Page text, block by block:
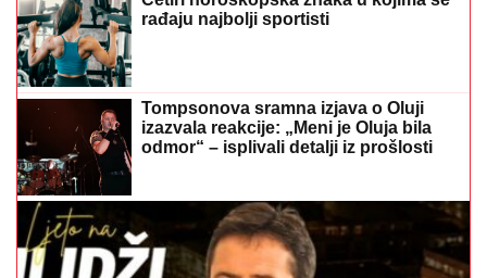
Ljeto na Ilidži: Enes Begović nastupa 8. augusta na
Trgu Četvrte viteške motorizovane brigade
Dnevni horoskop za danas: Nekoga
čeka važan razgovor, a jedan znak bi
mogao dobiti vijesti koje mijenjaju
Šopska salata je kraljica ljeta:
Osvježavajući recept koji osvaja na
prvi zalogaj